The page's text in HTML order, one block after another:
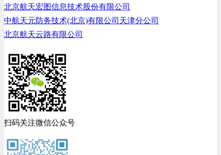
北京航天宏图信息技术股份有限公司
中航天元防务技术(北京)有限公司天津分公司
北京航天云路有限公司
扫码关注微信公众号